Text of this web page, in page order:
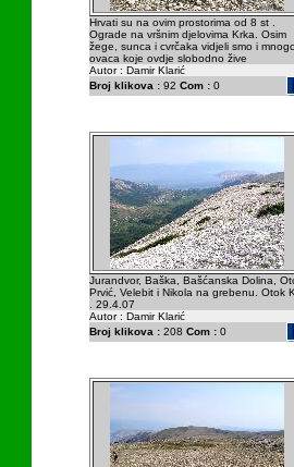
Hrvati su na ovim prostorima od 8 st .
Ograde na vršnim djelovima Krka. Osim
žege, sunca i cvrčaka vidjeli smo i
ovaca koje ovdje slobodno žive
Autor : Damir Klarić
Broj klikova :92 Com :0
Jurandvor, Baška, Bašćanska Dolina,
Prvić, Velebit i Nikola na grebenu. Otok
. 29.4.07
Autor : Damir Klarić
Broj klikova :208 Com :0